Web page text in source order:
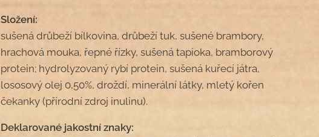
Složení:
sušená drůbeží bílkovina, drůbeží tuk, sušené brambory,
hrachová mouka, řepné řízky, sušená tapioka, bramborový
protein; hydrolyzovaný rybí protein, sušená kuřecí játra,
lososový olej 0,50%, droždí, minerální látky, mletý kořen
čekanky (přírodní zdroj inulinu).
Deklarované jakostní znaky: